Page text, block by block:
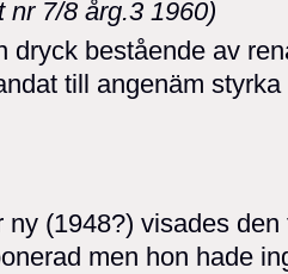
nr 7/8 årg.3 1960)
dryck bestående av
till angenäm styrka
ny (1948?) visades den
men hon hade